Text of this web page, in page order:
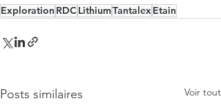
Exploration RDCLithiumTantalexEtain
Posts similaires Voir tout